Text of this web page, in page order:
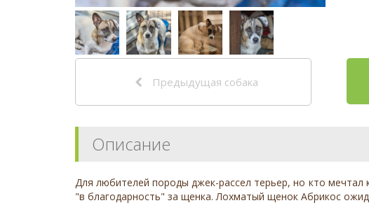
Предыдущая собака
Описание
Для любителей породы джек-рассел терьер, но кто
"в благодарность" за щенка. Лохматый щенок Абрикос